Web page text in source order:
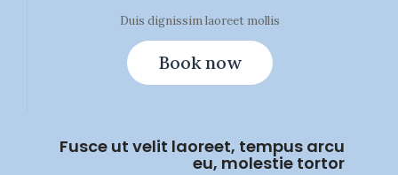
Fusce ut velit laoreet, tempus arcu
eu, molestie tortor
Duis dignissim laoreet mollis
Book now